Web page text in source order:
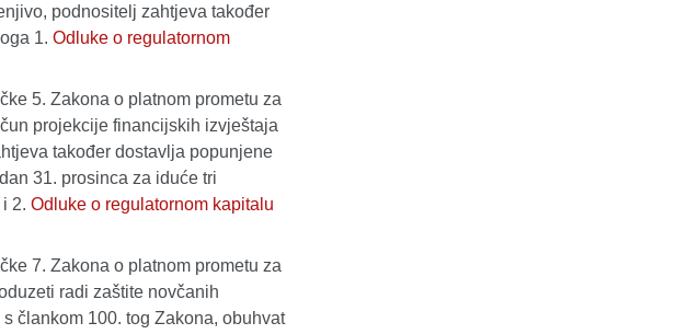
podnositelj zahtjeva također
1. Odluke o regulatornom
5. Zakona o platnom prometu za
projekcije financijskih izvještaja
također dostavlja popunjene
31. prosinca za iduće tri
2. Odluke o regulatornom kapitalu
7. Zakona o platnom prometu za
radi zaštite novčanih
člankom 100. tog Zakona, obuhvat